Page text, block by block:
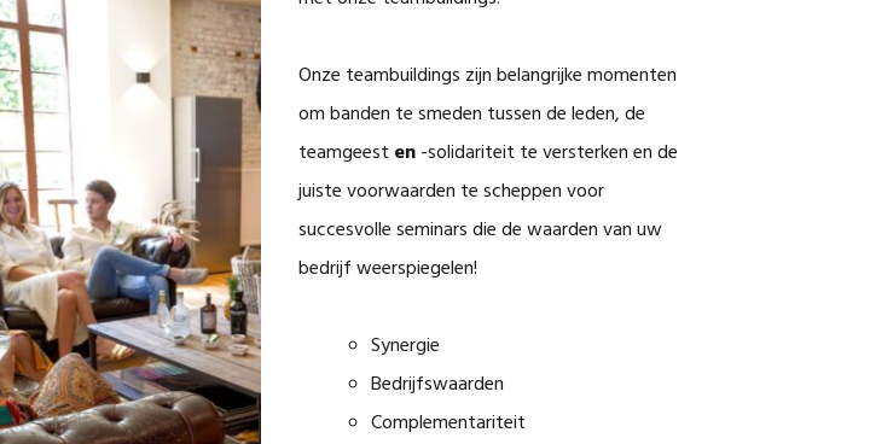
Onze teambuildings zijn belangrijke momenten
om banden te smeden tussen de leden, de
teamgeest en-solidariteit te versterken en de
juiste voorwaarden te scheppen voor
succesvolle seminars die de waarden van uw
bedrijf weerspiegelen!
Synergie
Bedrijfswaarden
Complementariteit